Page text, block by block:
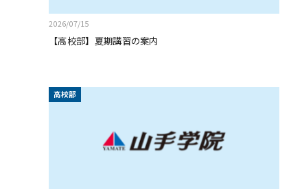
2026/07/15
【高校部】夏期講習の案内
高校部